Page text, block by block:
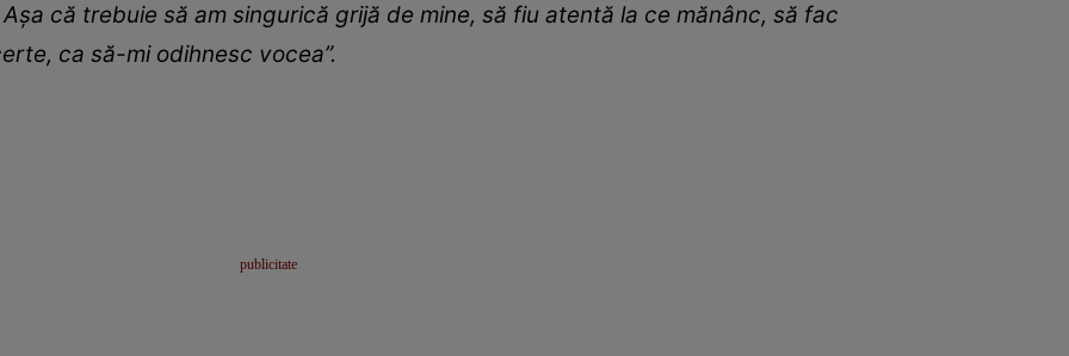
că trebuie să am singurică grijă de mine, să fiu atentă la ce mănânc, să fac
ca să-mi odihnesc vocea”.